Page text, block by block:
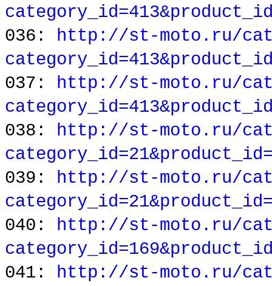
036: http://st-moto.ru/
037: http://st-moto.ru/
038: http://st-moto.ru/
039: http://st-moto.ru/
040: http://st-moto.ru/
041: http://st-moto.ru/